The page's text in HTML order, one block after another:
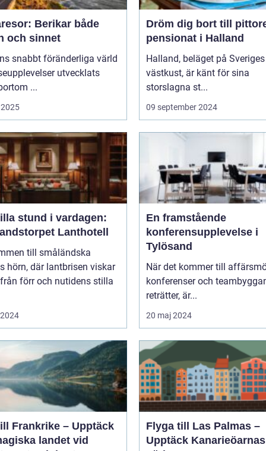
Berikar både
och sinnet
snabbt föränderliga värld
utvecklats
...
Dröm dig bort till
pensionat i Halland
Halland, beläget på Sveriges
västkust, är känt för sina
storslagna st...
09 september 2024
stund i vardagen:
Lanthotell
till småländska
hörn, där lantbrisen viskar
förr och nutidens stilla
En framstående
konferensupplevelse i
Tylösand
När det kommer till
konferenser och
reträtter, är...
20 maj 2024
Frankrike – Upptäck
landet vid
Flyga till Las Palmas –
Upptäck Kanarieöarnas